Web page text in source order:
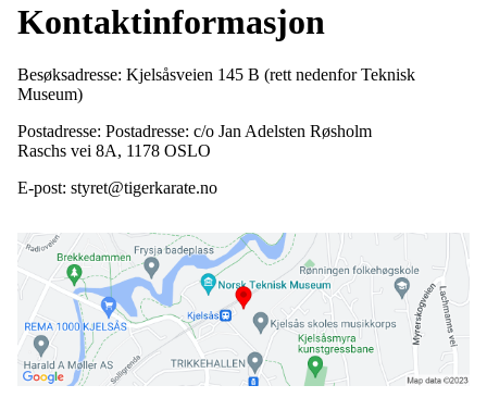
Kontaktinformasjon
Besøksadresse: Kjelsåsveien 145 B (rett nedenfor Teknisk
Museum)
Postadresse: Postadresse: c/o Jan Adelsten Røsholm
Raschs vei 8A, 1178 OSLO
E-post: styret@tigerkarate.no